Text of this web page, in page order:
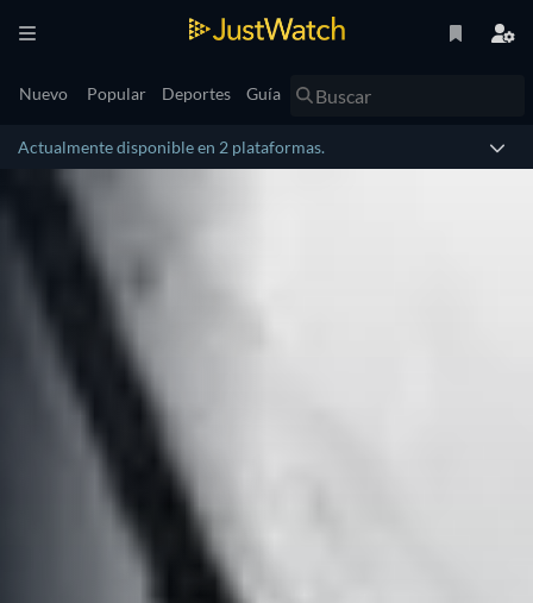
Nuevo Popular Deportes Guía
Actualmente disponible en 2 plataformas.